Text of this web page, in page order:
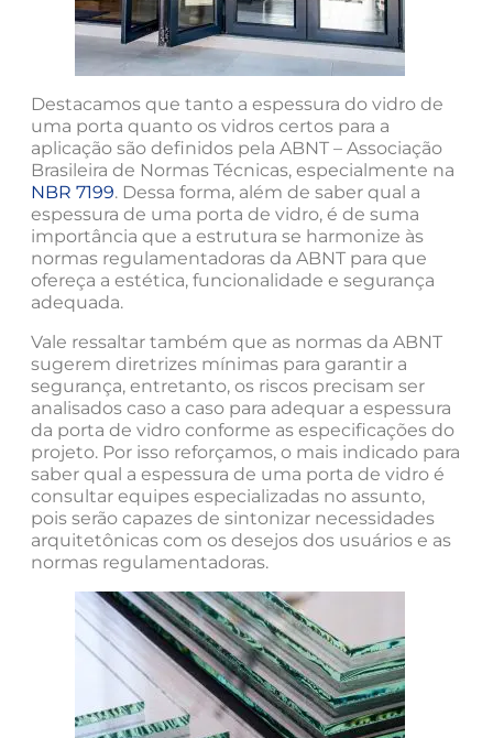
Destacamos que tanto a espessura do vidro de
uma porta quanto os vidros certos para a
aplicação são definidos pela ABNT – Associação
Brasileira de Normas Técnicas, especialmente na
NBR 7199. Dessa forma, além de saber qual a
espessura de uma porta de vidro, é de suma
importância que a estrutura se harmonize às
normas regulamentadoras da ABNT para que
ofereça a estética, funcionalidade e segurança
adequada.
Vale ressaltar também que as normas da ABNT
sugerem diretrizes mínimas para garantir a
segurança, entretanto, os riscos precisam ser
analisados caso a caso para adequar a espessura
da porta de vidro conforme as especificações do
projeto. Por isso reforçamos, o mais indicado para
saber qual a espessura de uma porta de vidro é
consultar equipes especializadas no assunto,
pois serão capazes de sintonizar necessidades
arquitetônicas com os desejos dos usuários e as
normas regulamentadoras.